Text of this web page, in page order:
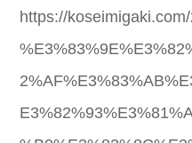
https://